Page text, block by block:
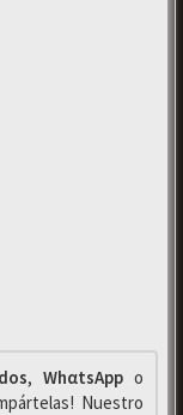
, WhαtsAppo
Nuestro